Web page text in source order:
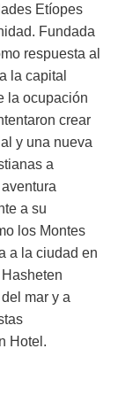
Etíopes
Fundada
respuesta al
la capital
la ocupación
crear
y una nueva
a
a su
los Montes
a la ciudad en
mar y a
Hotel.